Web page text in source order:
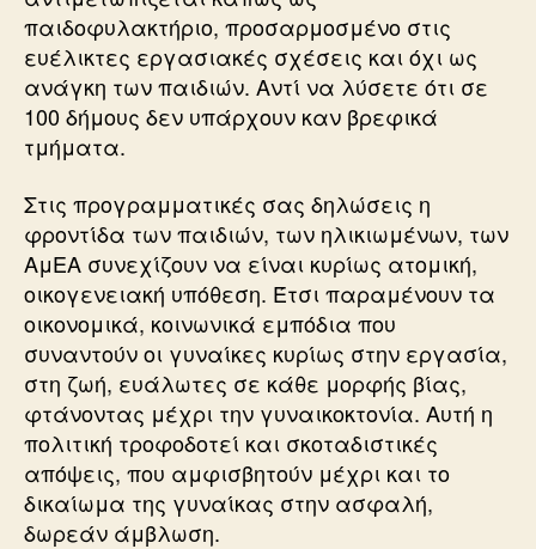
παιδοφυλακτήριο, προσαρμοσμένο στις
ευέλικτες εργασιακές σχέσεις και όχι ως
ανάγκη των παιδιών. Αντί να λύσετε ότι σε
100 δήμους δεν υπάρχουν καν βρεφικά
τμήματα.
Στις προγραμματικές σας δηλώσεις η
φροντίδα των παιδιών, των ηλικιωμένων, των
ΑμΕΑ συνεχίζουν να είναι κυρίως ατομική,
οικογενειακή υπόθεση. Έτσι παραμένουν τα
οικονομικά, κοινωνικά εμπόδια που
συναντούν οι γυναίκες κυρίως στην εργασία,
στη ζωή, ευάλωτες σε κάθε μορφής βίας,
φτάνοντας μέχρι την γυναικοκτονία. Αυτή η
πολιτική τροφοδοτεί και σκοταδιστικές
απόψεις, που αμφισβητούν μέχρι και το
δικαίωμα της γυναίκας στην ασφαλή,
δωρεάν άμβλωση.